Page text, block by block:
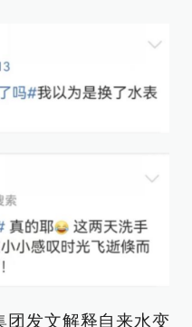
团发文解释自来水变